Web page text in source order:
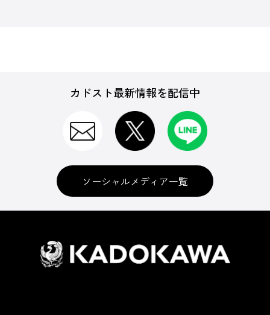
カドスト最新情報を配信中
ソーシャルメディア一覧